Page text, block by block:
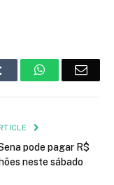
Tumblr WhatsApp
pode pagar R$
neste sábado